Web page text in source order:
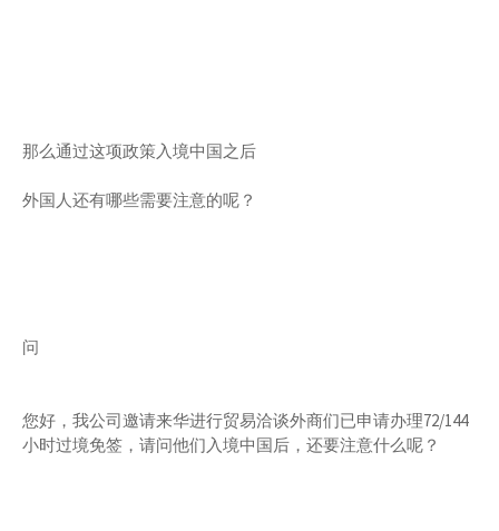
那么通过这项政策入境中国之后
外国人还有哪些需要注意的呢？
问
您好，我公司邀请来华进行贸易洽谈外商们已申请办理72/144
小时过境免签，请问他们入境中国后，还要注意什么呢？